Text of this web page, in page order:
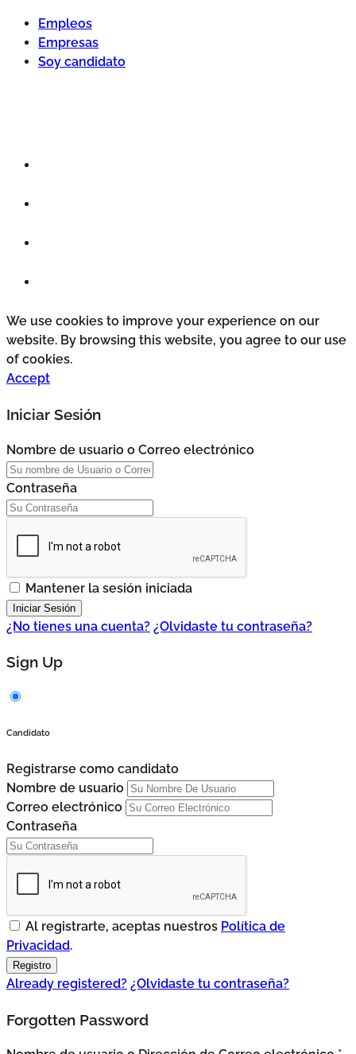
Empleos
Empresas
Soy candidato
We use cookies to improve your experience on our
website. By browsing this website, you agree to our use
of cookies.
Accept
Iniciar Sesión
Nombre de usuario o Correo electrónico
Contraseña
Mantener la sesión iniciada
¿No tienes una cuenta? ¿Olvidaste tu contraseña?
Sign Up
Candidato
Registrarse como candidato
Nombre de usuario
Correo electrónico
Contraseña
Al registrarte, aceptas nuestros Política de
Privacidad.
Already registered? ¿Olvidaste tu contraseña?
Forgotten Password